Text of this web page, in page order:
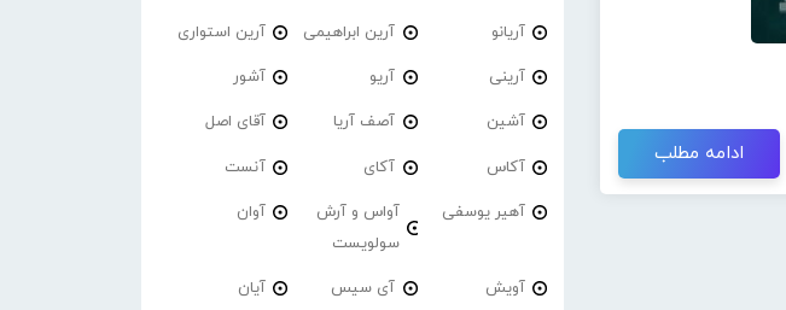
ادامه مطلب
آریانو آرین ابراهیمی آرین استواری
آرینی آریو آشور
آشین آصف آریا آقای اصل
آکاس آکای آنست
آهیر یوسفی
آواس و آرش
سولویست
آوان
آویش آی سیس آیان